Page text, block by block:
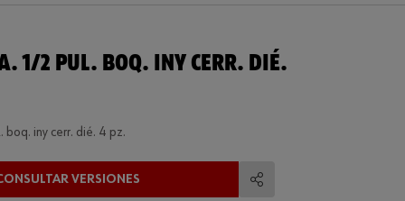
1/2 PUL. BOQ. INY CERR. DIÉ.
boq. iny cerr. dié. 4 pz.
VERSIONES
Compartir